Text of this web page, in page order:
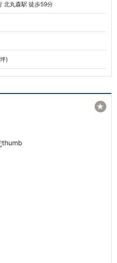
北丸森駅 徒歩59分
)
★